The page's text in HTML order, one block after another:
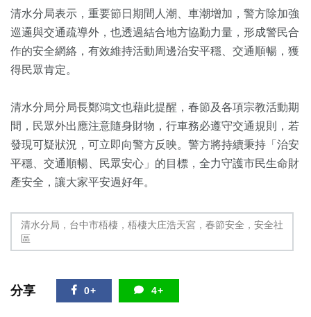
清水分局表示，重要節日期間人潮、車潮增加，警方除加強
巡邏與交通疏導外，也透過結合地方協勤力量，形成警民合
作的安全網絡，有效維持活動周邊治安平穩、交通順暢，獲
得民眾肯定。
清水分局分局長鄭鴻文也藉此提醒，春節及各項宗教活動期
間，民眾外出應注意隨身財物，行車務必遵守交通規則，若
發現可疑狀況，可立即向警方反映。警方將持續秉持「治安
平穩、交通順暢、民眾安心」的目標，全力守護市民生命財
產安全，讓大家平安過好年。
清水分局，台中市梧棲，梧棲大庄浩天宮，春節安全，安全社
區
分享 0+ 4+